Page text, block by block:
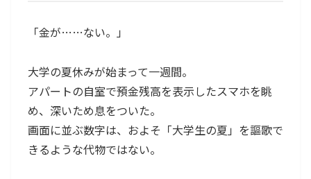
「金が……ない。」
大学の夏休みが始まって一週間。
アパートの自室で預金残高を表示したスマホを眺
め、深いため息をついた。
画面に並ぶ数字は、およそ「大学生の夏」を謳歌で
きるような代物ではない。